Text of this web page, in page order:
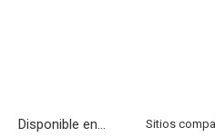
Disponible en...